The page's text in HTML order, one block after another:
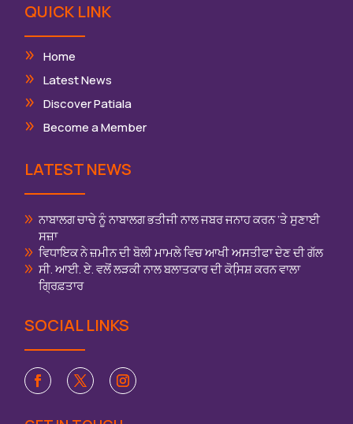
QUICK LINK
Home
Latest News
Discover Patiala
Become a Member
LATEST NEWS
ਨਾਬਾਲਗ ਚਾਚੇ ਨੂੰ ਨਾਬਾਲਗ ਭਤੀਜੀ ਨਾਲ ਜਬਰ ਜਨਾਹ ਕਰਨ ‘ਤੇ ਸੁਣਾਈ
ਸਜ਼ਾ
ਵਿਧਾਇਕ ਨੇ ਜ਼ਮੀਨ ਦੀ ਬੋਲੀ ਮਾਮਲੇ ਵਿਚ ਆਖੀ ਅਸਤੀਫਾ ਦੇਣ ਦੀ ਗੱਲ
ਸੀ. ਆਈ. ਏ. ਵਲੋਂ ਲੜਕੀ ਨਾਲ ਬਲਾਤਕਾਰ ਦੀ ਕੋਸਿ਼ਸ਼ ਕਰਨ ਵਾਲਾ
ਗ੍ਰਿਫ਼ਤਾਰ
SOCIAL LINKS